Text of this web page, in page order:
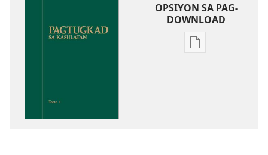
OPSIYON SA PAG-
DOWNLOAD
Opsiyon